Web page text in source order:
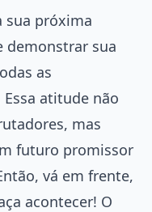
sua próxima
demonstrar sua
as
atitude não
mas
futuro promissor
vá em frente,
acontecer! O